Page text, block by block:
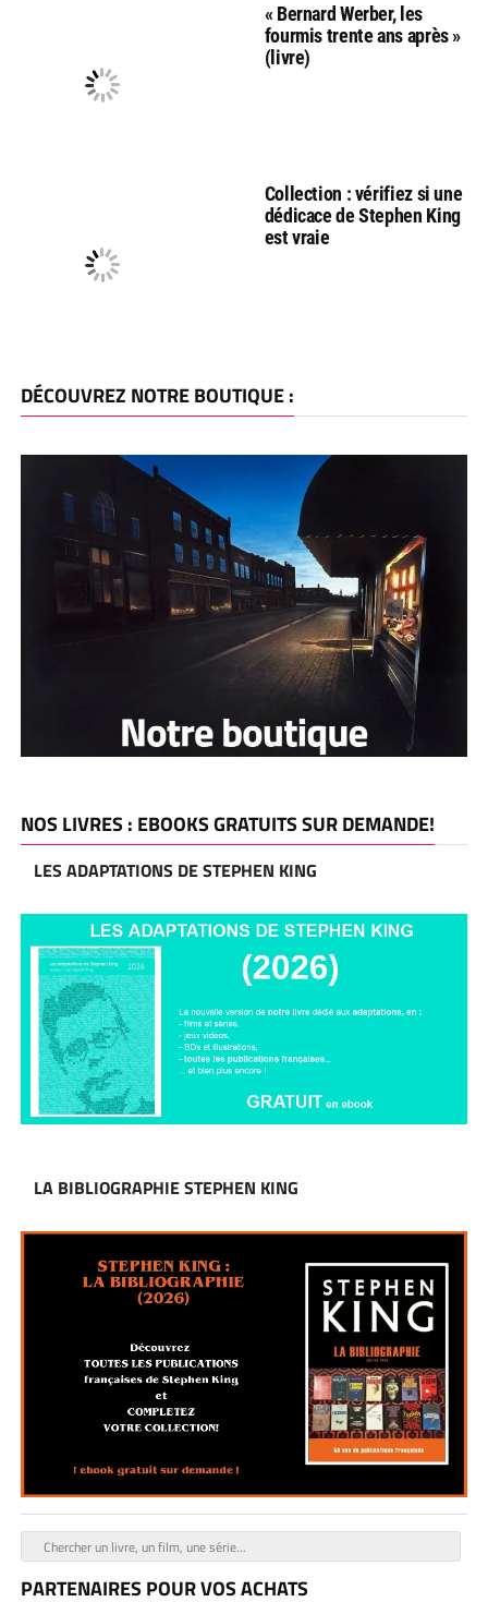
« Bernard Werber, les
fourmis trente ans après »
(livre)
Collection : vérifiez si une
dédicace de Stephen King
est vraie
DÉCOUVREZ NOTRE BOUTIQUE :
NOS LIVRES : EBOOKS GRATUITS SUR DEMANDE!
LES ADAPTATIONS DE STEPHEN KING
LA BIBLIOGRAPHIE STEPHEN KING
PARTENAIRES POUR VOS ACHATS